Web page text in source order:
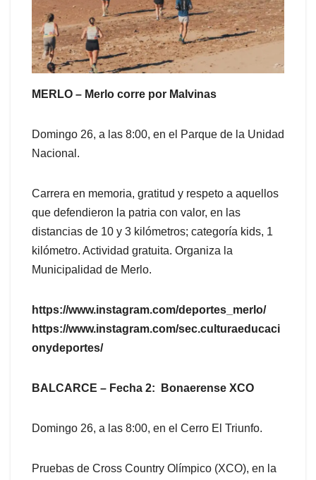
MERLO – Merlo corre por Malvinas
Domingo 26, a las 8:00, en el Parque de la Unidad
Nacional.
Carrera en memoria, gratitud y respeto a aquellos
que defendieron la patria con valor, en las
distancias de 10 y 3 kilómetros; categoría kids, 1
kilómetro. Actividad gratuita. Organiza la
Municipalidad de Merlo.
https://www.instagram.com/deportes_merlo/
https://www.instagram.com/sec.culturaeducaci
onydeportes/
BALCARCE – Fecha 2: Bonaerense XCO
Domingo 26, a las 8:00, en el Cerro El Triunfo.
Pruebas de Cross Country Olímpico (XCO), en la